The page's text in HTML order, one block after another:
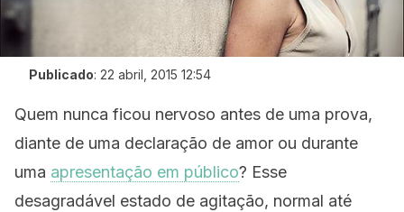
Publicado: 22 abril, 2015 12:54
Quem nunca ficou nervoso antes de uma prova,
diante de uma declaração de amor ou durante
uma apresentação em público? Esse
desagradável estado de agitação, normal até